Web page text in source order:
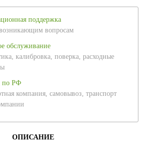
поддержка
вопросам
обслуживание
калибровка, поверка, расходные
по РФ
компания, самовывоз, транспорт
ОПИСАНИЕ